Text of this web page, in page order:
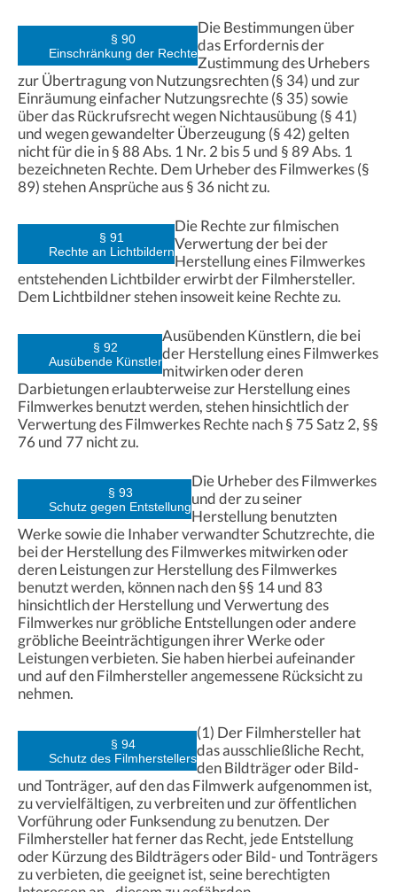
§ 90
Einschränkung der Rechte
Die Bestimmungen über
das Erfordernis der
Zustimmung des Urhebers
zur Übertragung von Nutzungsrechten (§ 34) und zur
Einräumung einfacher Nutzungsrechte (§ 35) sowie
über das Rückrufsrecht wegen Nichtausübung (§ 41)
und wegen gewandelter Überzeugung (§ 42) gelten
nicht für die in § 88 Abs. 1 Nr. 2 bis 5 und § 89 Abs. 1
bezeichneten Rechte. Dem Urheber des Filmwerkes (§
89) stehen Ansprüche aus § 36 nicht zu.
§ 91
Rechte an Lichtbildern
Die Rechte zur filmischen
Verwertung der bei der
Herstellung eines Filmwerkes
entstehenden Lichtbilder erwirbt der Filmhersteller.
Dem Lichtbildner stehen insoweit keine Rechte zu.
§ 92
Ausübende Künstler
Ausübenden Künstlern, die bei
der Herstellung eines Filmwerkes
mitwirken oder deren
Darbietungen erlaubterweise zur Herstellung eines
Filmwerkes benutzt werden, stehen hinsichtlich der
Verwertung des Filmwerkes Rechte nach § 75 Satz 2, §§
76 und 77 nicht zu.
§ 93
Schutz gegen Entstellung
Die Urheber des Filmwerkes
und der zu seiner
Herstellung benutzten
Werke sowie die Inhaber verwandter Schutzrechte, die
bei der Herstellung des Filmwerkes mitwirken oder
deren Leistungen zur Herstellung des Filmwerkes
benutzt werden, können nach den §§ 14 und 83
hinsichtlich der Herstellung und Verwertung des
Filmwerkes nur gröbliche Entstellungen oder andere
gröbliche Beeinträchtigungen ihrer Werke oder
Leistungen verbieten. Sie haben hierbei aufeinander
und auf den Filmhersteller angemessene Rücksicht zu
nehmen.
§ 94
Schutz des Filmherstellers
(1) Der Filmhersteller hat
das ausschließliche Recht,
den Bildträger oder Bild-
und Tonträger, auf den das Filmwerk aufgenommen ist,
zu vervielfältigen, zu verbreiten und zur öffentlichen
Vorführung oder Funksendung zu benutzen. Der
Filmhersteller hat ferner das Recht, jede Entstellung
oder Kürzung des Bildträgers oder Bild- und Tonträgers
zu verbieten, die geeignet ist, seine berechtigten